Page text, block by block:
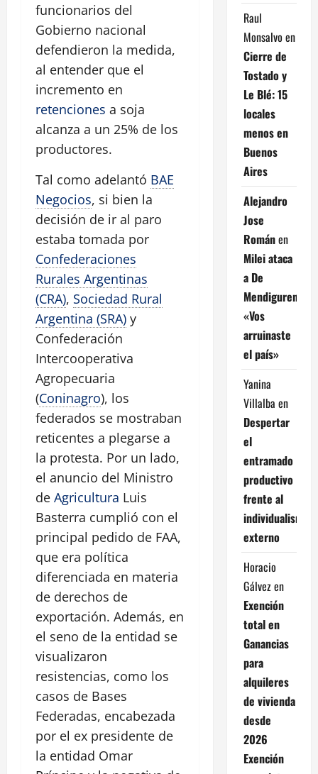
funcionarios del
Gobierno nacional
defendieron la medida,
al entender que el
incremento en
retenciones a soja
alcanza a un 25% de los
productores.
Tal como adelantó BAE
Negocios, si bien la
decisión de ir al paro
estaba tomada por
Confederaciones
Rurales Argentinas
(CRA), Sociedad Rural
Argentina (SRA) y
Confederación
Intercooperativa
Agropecuaria
(Coninagro), los
federados se mostraban
reticentes a plegarse a
la protesta. Por un lado,
el anuncio del Ministro
de Agricultura Luis
Basterra cumplió con el
principal pedido de FAA,
que era política
diferenciada en materia
de derechos de
exportación. Además, en
el seno de la entidad se
visualizaron
resistencias, como los
casos de Bases
Federadas, encabezada
por el ex presidente de
la entidad Omar
Raul
Monsalvo en
Cierre de
Tostado y
Le Blé: 15
locales
menos en
Buenos
Aires
Alejandro
Jose
Románen
Milei ataca
a De
Mendiguren:
«Vos
arruinaste
el país»
Yanina
Villalba en
Despertar
el
entramado
productivo
frente al
individualismo
externo
Horacio
Gálvezen
Exención
total en
Ganancias
para
alquileres
de vivienda
desde
2026
Exención